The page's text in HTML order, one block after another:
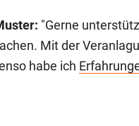
"Gerne
Mit der
habe ich